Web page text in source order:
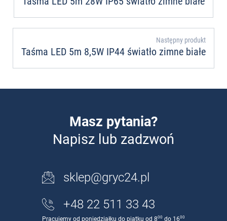
Następny produkt
Taśma LED 5m 8,5W IP44 światło zimne białe
Masz pytania?
Napisz lub zadzwoń
sklep@gryc24.pl
+48 22 511 33 43
Pracujemy od poniedziałku do piątku od 800 do 1600